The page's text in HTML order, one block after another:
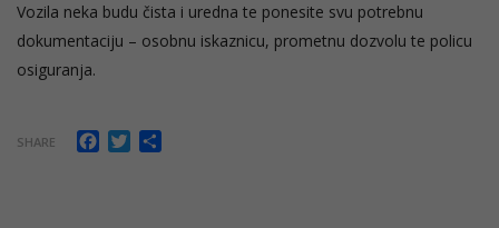
Vozila neka budu čista i uredna te ponesite svu potrebnu
dokumentaciju – osobnu iskaznicu, prometnu dozvolu te policu
osiguranja.
SHARE Facebook
Twitter